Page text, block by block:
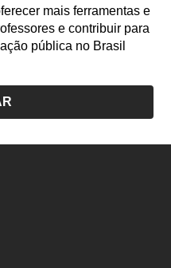
mais ferramentas e
e contribuir para
pública no Brasil